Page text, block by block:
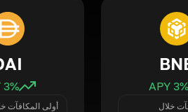
3% APY
خلال
3% APY
أولى المكافآت